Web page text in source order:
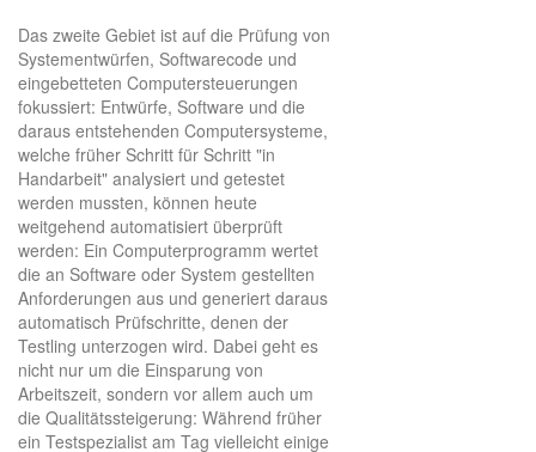
Das zweite Gebiet ist auf die Prüfung von
Systementwürfen, Softwarecode und
eingebetteten Computersteuerungen
fokussiert: Entwürfe, Software und die
daraus entstehenden Computersysteme,
welche früher Schritt für Schritt "in
Handarbeit" analysiert und getestet
werden mussten, können heute
weitgehend automatisiert überprüft
werden: Ein Computerprogramm wertet
die an Software oder System gestellten
Anforderungen aus und generiert daraus
automatisch Prüfschritte, denen der
Testling unterzogen wird. Dabei geht es
nicht nur um die Einsparung von
Arbeitszeit, sondern vor allem auch um
die Qualitätssteigerung: Während früher
ein Testspezialist am Tag vielleicht einige